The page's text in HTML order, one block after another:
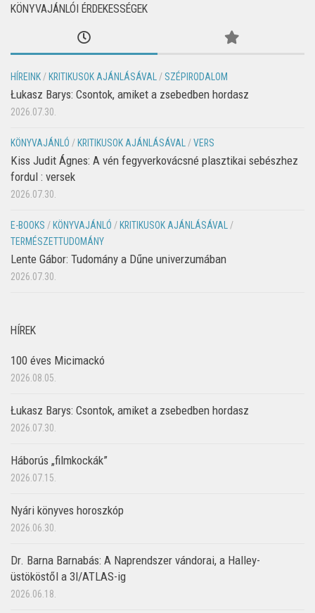
KÖNYVAJÁNLÓI ÉRDEKESSÉGEK
HÍREINK/ KRITIKUSOK AJÁNLÁSÁVAL/ SZÉPIRODALOM
Łukasz Barys: Csontok, amiket a zsebedben hordasz
2026.07.30.
KÖNYVAJÁNLÓ / KRITIKUSOK AJÁNLÁSÁVAL/VERS
Kiss Judit Ágnes: A vén fegyverkovácsné plasztikai sebészhez
fordul : versek
2026.07.30.
E-BOOKS / KÖNYVAJÁNLÓ / KRITIKUSOK AJÁNLÁSÁVAL/
TERMÉSZETTUDOMÁNY
Lente Gábor: Tudomány a Dűne univerzumában
2026.07.30.
HÍREK
100 éves Micimackó
2026.08.05.
Łukasz Barys: Csontok, amiket a zsebedben hordasz
2026.07.30.
Háborús „filmkockák”
2026.07.15.
Nyári könyves horoszkóp
2026.06.30.
Dr. Barna Barnabás: A Naprendszer vándorai, a Halley-
üstököstől a 3I/ATLAS-ig
2026.06.18.